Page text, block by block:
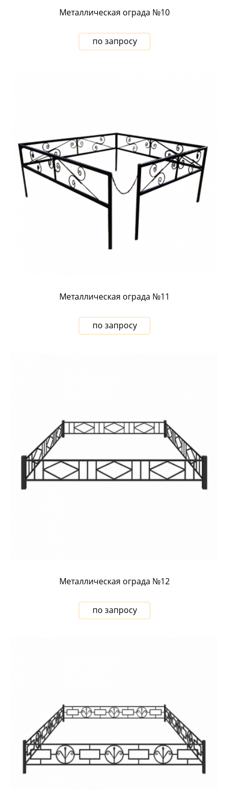
Металлическая ограда №10
по запросу
Металлическая ограда №11
по запросу
Металлическая ограда №12
по запросу